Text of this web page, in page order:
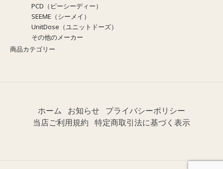
PCD（ピーシーディー）
SEEME（シーメイ）
UnitDose（ユニットドーズ）
その他のメーカー
商品カテゴリー
ホーム お知らせ プライバシーポリシー
当店ご利用規約 特定商取引法に基づく表示